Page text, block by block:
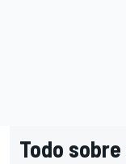
Todo